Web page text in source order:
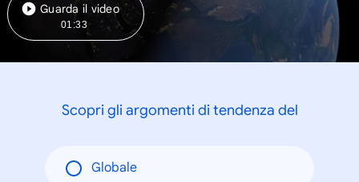
Guarda il video
01:33
Scopri gli argomenti di tendenza del
Globale